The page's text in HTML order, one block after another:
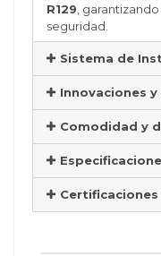
R129 ,
seguridad.
Sistema de
Innovaciones
Comodidad y